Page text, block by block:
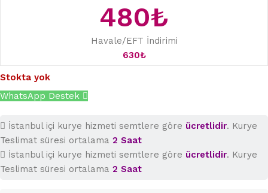
480₺
Havale/EFT İndirimi
630₺
Stokta yok
WhatsApp Destek
İstanbul içi kurye hizmeti semtlere göre ücretlidir. Kurye
Teslimat süresi ortalama 2 Saat
İstanbul içi kurye hizmeti semtlere göre ücretlidir. Kurye
Teslimat süresi ortalama 2 Saat